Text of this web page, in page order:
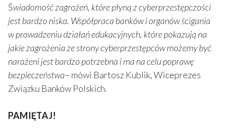
Świadomość zagrożeń, które płyną z cyberprzestępczości
jest bardzo niska. Współpraca banków i organów ścigania
w prowadzeniu działań edukacyjnych, które pokazują na
jakie zagrożenia ze strony cyberprzestępców możemy być
narażeni jest bardzo potrzebna i ma na celu poprawę
bezpieczeństwa– mówi Bartosz Kublik, Wiceprezes
Związku Banków Polskich.
PAMIĘTAJ!